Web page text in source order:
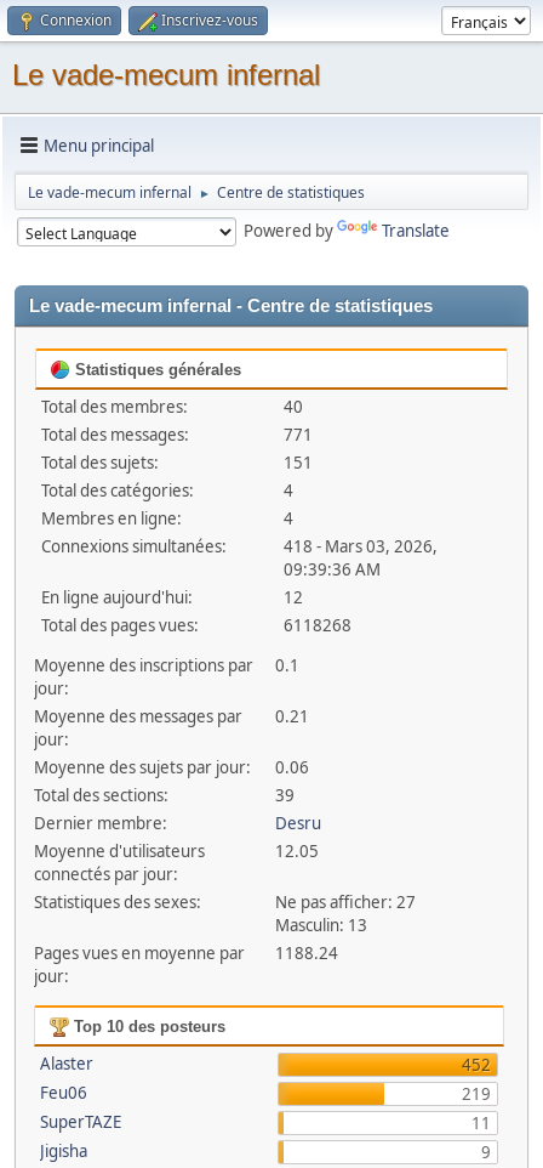
Connexion Inscrivez-vous
Le vade-mecum infernal
Menu principal
Le vade-mecum infernal ► Centre de statistiques
Powered by Translate
Le vade-mecum infernal - Centre de statistiques
Statistiques générales
Total des membres:
40
Total des messages:
771
Total des sujets:
151
Total des catégories:
4
Membres en ligne:
4
Connexions simultanées:
418 - Mars 03, 2026,
09:39:36 AM
En ligne aujourd'hui:
12
Total des pages vues:
6118268
Moyenne des inscriptions par
jour:
0.1
Moyenne des messages par
jour:
0.21
Moyenne des sujets par jour:
0.06
Total des sections:
39
Dernier membre:
Desru
Moyenne d'utilisateurs
connectés par jour:
12.05
Statistiques des sexes:
Ne pas afficher: 27
Masculin: 13
Pages vues en moyenne par
jour:
1188.24
Top 10 des posteurs
Alaster
452
Feu06
219
SuperTAZE
11
Jigisha
9